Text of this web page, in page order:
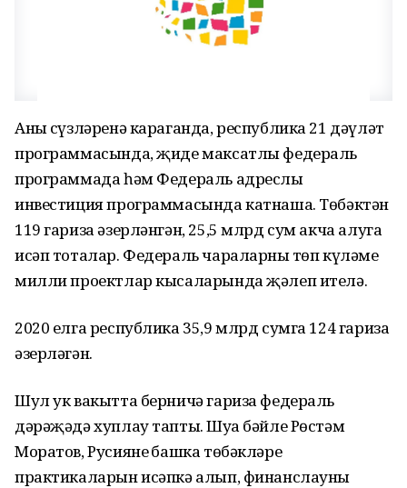
Аның сүзләренә караганда, республика 21 дәүләт
программасында, җиде максатлы федераль
программада һәм Федераль адреслы
инвестиция программасында катнаша. Төбәктән
119 гариза әзерләнгән, 25,5 млрд сум акча алуга
исәп тоталар. Федераль чараларның төп күләме
милли проектлар кысаларында җәлеп ителә.
2020 елга республика 35,9 млрд сумга 124 гариза
әзерләгән.
Шул ук вакытта берничә гариза федераль
дәрәҗәдә хуплау тапты. Шуңа бәйле Рөстәм
Моратов, Русиянең башка төбәкләре
практикаларын исәпкә алып, финанслауны